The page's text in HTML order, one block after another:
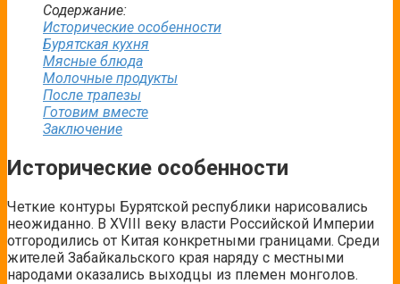
Содержание:
Исторические особенности
Бурятская кухня
Мясные блюда
Молочные продукты
После трапезы
Готовим вместе
Заключение
Исторические особенности
Четкие контуры Бурятской республики нарисовались
неожиданно. В XVIII веку власти Российской Империи
отгородились от Китая конкретными границами. Среди
жителей Забайкальского края наряду с местными
народами оказались выходцы из племен монголов.